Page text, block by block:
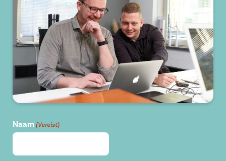
Naam (Vereist)